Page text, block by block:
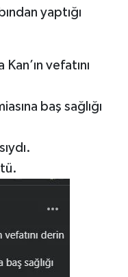
yaptığı
vefatını
baş sağlığı